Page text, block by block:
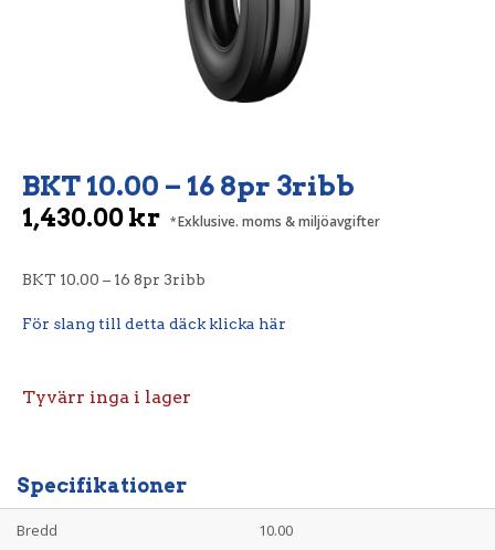
BKT 10.00 – 16 8pr 3ribb
1,430.00kr Exklusive. moms & miljöavgifter
BKT 10.00 – 16 8pr 3ribb
För slang till detta däck klicka här
Tyvärr inga i lager
Specifikationer
Bredd 10.00